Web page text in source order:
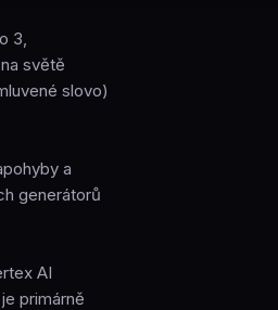
3,
světě
slovo)
a
generátorů
AI
primárně